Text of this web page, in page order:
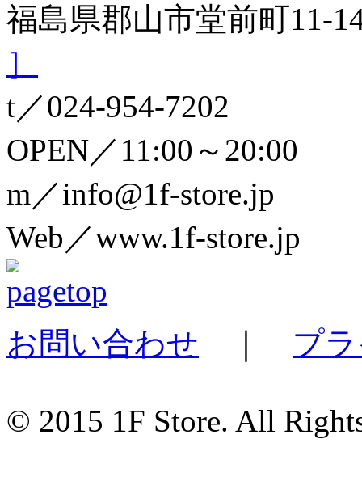
福島県郡山市堂前町
］
t／024-954-7202
OPEN／11:00～20:00
m／info@1f-store.jp
Web／www.1f-store.jp
お問い合わせ プ
© 2015 1F Store. All